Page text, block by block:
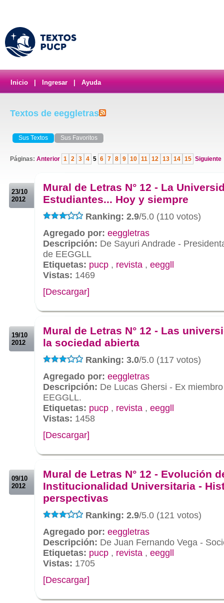
Inicio Ingresar Ayuda
Textos de eeggletras
Sus Textos Sus Favoritos
Páginas: Anterior 1 2 3 4 5 6 7 8 9 10 11 12 13 14 15 Siguiente
23/10
2012
Mural de Letras N° 12 - La
Estudiantes... Hoy y siempre
Ranking: 2.9/5.0 (110 votos)
Agregado por: eeggletras
Descripción: De Sayuri Andrade -
de EEGGLL
Etiquetas: pucp , revista , eeggll
Vistas: 1469
[Descargar]
19/10
2012
Mural de Letras N° 12 - Las
la sociedad abierta
Ranking: 3.0/5.0 (117 votos)
Agregado por: eeggletras
Descripción: De Lucas Ghersi - Ex
EEGGLL.
Etiquetas: pucp , revista , eeggll
Vistas: 1458
[Descargar]
09/10
2012
Mural de Letras N° 12 - Evolución
Institucionalidad Universitaria -
perspectivas
Ranking: 2.9/5.0 (121 votos)
Agregado por: eeggletras
Descripción: De Juan Fernando Vega -
Etiquetas: pucp , revista , eeggll
Vistas: 1705
[Descargar]